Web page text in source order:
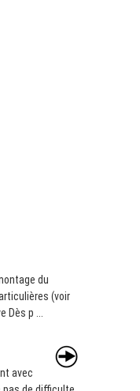
du
(voir
p ...
avec